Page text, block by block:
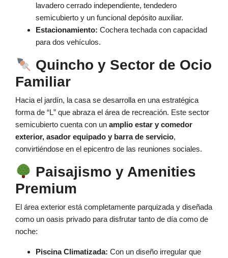
lavadero cerrado independiente, tendedero
semicubierto y un funcional depósito auxiliar.
Estacionamiento: Cochera techada con capacidad
para dos vehículos.
Quincho y Sector de Ocio
Familiar
Hacia el jardín, la casa se desarrolla en una estratégica
forma de “L” que abraza el área de recreación. Este sector
semicubierto cuenta con un amplio estar y comedor
exterior, asador equipado y barra de servicio,
convirtiéndose en el epicentro de las reuniones sociales.
Paisajismo y Amenities
Premium
El área exterior está completamente parquizada y diseñada
como un oasis privado para disfrutar tanto de día como de
noche:
Piscina Climatizada: Con un diseño irregular que